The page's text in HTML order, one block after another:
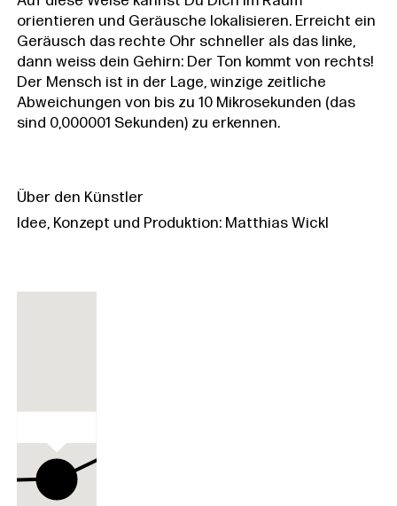
orientieren und Geräusche lokalisieren. Erreicht ein
Geräusch das rechte Ohr schneller als das linke,
dann weiss dein Gehirn: Der Ton kommt von rechts!
Der Mensch ist in der Lage, winzige zeitliche
Abweichungen von bis zu 10 Mikrosekunden (das
sind 0,000001 Sekunden) zu erkennen.
Über den Künstler
Idee, Konzept und Produktion: Matthias Wickl